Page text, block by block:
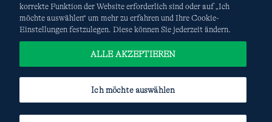
Diese Website ist durch reCAPTCHA geschützt. Es gelten die
DatenschutzerklärungundNutzungsbedingungen
Google.
korrekte Funktion der Website erforderlich sind oder auf „Ich
möchte auswählen“ um mehr zu erfahren und Ihre Cookie-
Einstellungen festzulegen. Diese können Sie jederzeit ändern.
Ich möchte auswählen
ALLE AKZEPTIEREN